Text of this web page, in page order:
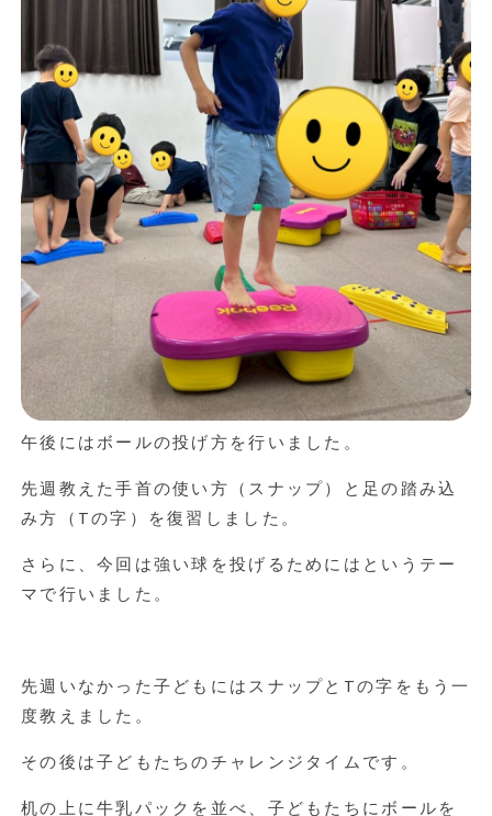
午後にはボールの投げ方を行いました。
先週教えた手首の使い方（スナップ）と足の踏み込
み方（Tの字）を復習しました。
さらに、今回は強い球を投げるためにはというテー
マで行いました。
先週いなかった子どもにはスナップとTの字をもう一
度教えました。
その後は子どもたちのチャレンジタイムです。
机の上に牛乳パックを並べ、子どもたちにボールを